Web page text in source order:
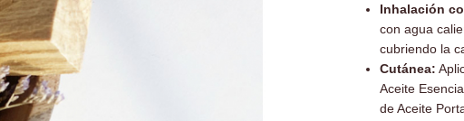
Inhalación
con agua
cubriendo la
Cutánea:
Aceite
de Aceite